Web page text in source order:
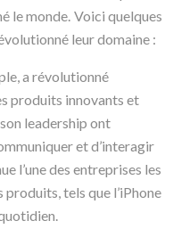
le monde. Voici quelques
leur domaine :
a révolutionné
produits innovants et
leadership ont
et d’interagir
l’une des entreprises les
produits, tels que l’iPhone